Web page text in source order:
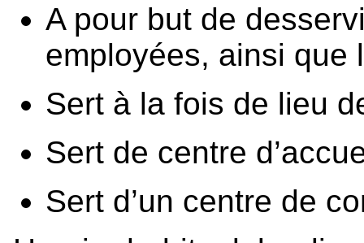
A pour but de
employées, ainsi que
Sert à la fois de lieu
Sert de centre
Sert d’un centre de